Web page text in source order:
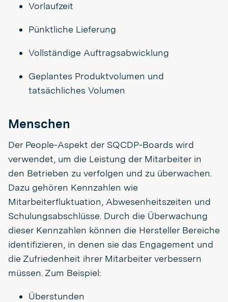
Vorlaufzeit
Pünktliche Lieferung
Vollständige Auftragsabwicklung
Geplantes Produktvolumen und
tatsächliches Volumen
Menschen
Der People-Aspekt der SQCDP-Boards wird
verwendet, um die Leistung der Mitarbeiter in
den Betrieben zu verfolgen und zu überwachen.
Dazu gehören Kennzahlen wie
Mitarbeiterfluktuation, Abwesenheitszeiten und
Schulungsabschlüsse. Durch die Überwachung
dieser Kennzahlen können die Hersteller Bereiche
identifizieren, in denen sie das Engagement und
die Zufriedenheit ihrer Mitarbeiter verbessern
müssen. Zum Beispiel:
Überstunden